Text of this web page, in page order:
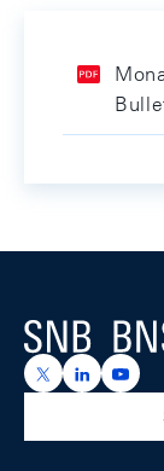
Logo
https://https://